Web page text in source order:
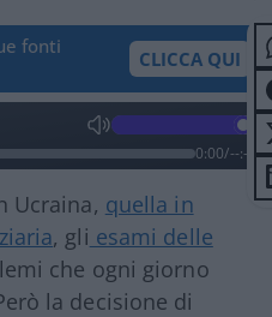
fonti
CLICCA QUI
0:00/--:--
Ucraina, quella in
, gli esami delle
che ogni giorno
la decisione di